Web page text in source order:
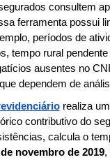
consultem
ferramenta possui
períodos de
tempo rural
ausentes no
dependem de
realiza
contributivo do
calcula o
de novembro de 2019,